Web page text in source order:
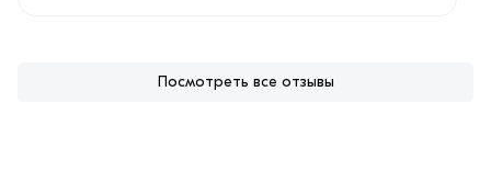
Посмотреть все отзывы